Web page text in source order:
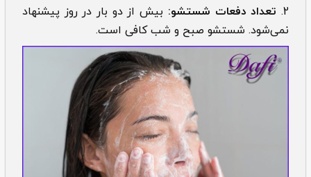
2. تعداد دفعات شستشو: بیش از دو بار در روز پیشنهاد
نمی‌شود. شستشو صبح و شب کافی است.